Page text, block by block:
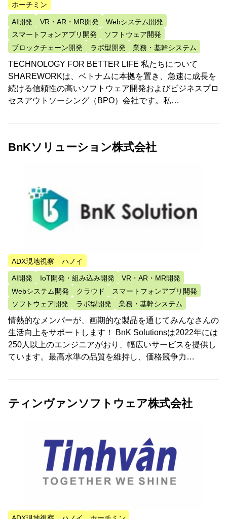
ホーチミン
AI開発 VR・AR・MR開発
Webシステム開発
スマートフォンアプリ開発
ソフトウェア開発
ブロックチェーン開発
ラボ型開発 業務・基幹システム
TECHNOLOGY FOR BETTER LIFE 私たちについて
SHAREWORKは、ベトナムに本拠を置き、急速に成長を
続ける信頼性の高いソフトウェア開発およびビジネスプロ
セスアウトソーシング（BPO）会社です。私…
BnKソリューション株式会社
ADX現地視察 ハノイ
AI開発 IoT開発・組み込み開発
VR・AR・MR開発
Webシステム開発
クラウド
スマートフォンアプリ開発
ソフトウェア開発
ラボ型開発 業務・基幹システム
情熱的なメンバーが、画期的な製品を通じてみんなさんの
生活向上をサポートします！ BnK Solutionsは2022年には
250人以上のエンジニアがおり、幅広いサービスを提供し
ています。最高水準の品質を維持し、価格競争力…
ティンヴァンソフトウェア株式会社